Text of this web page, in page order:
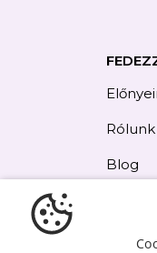
Rólunk
Blog